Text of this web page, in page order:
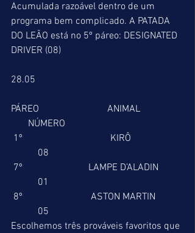
Acumulada razoável dentro de um
programa bem complicado. A PATADA
DO LEÃO está no 5º páreo: DESIGNATED
DRIVER (08)
28.05
PÁREO                            ANIMAL
       NÚMERO
           08
           01
           05
Escolhemos três prováveis favoritos que